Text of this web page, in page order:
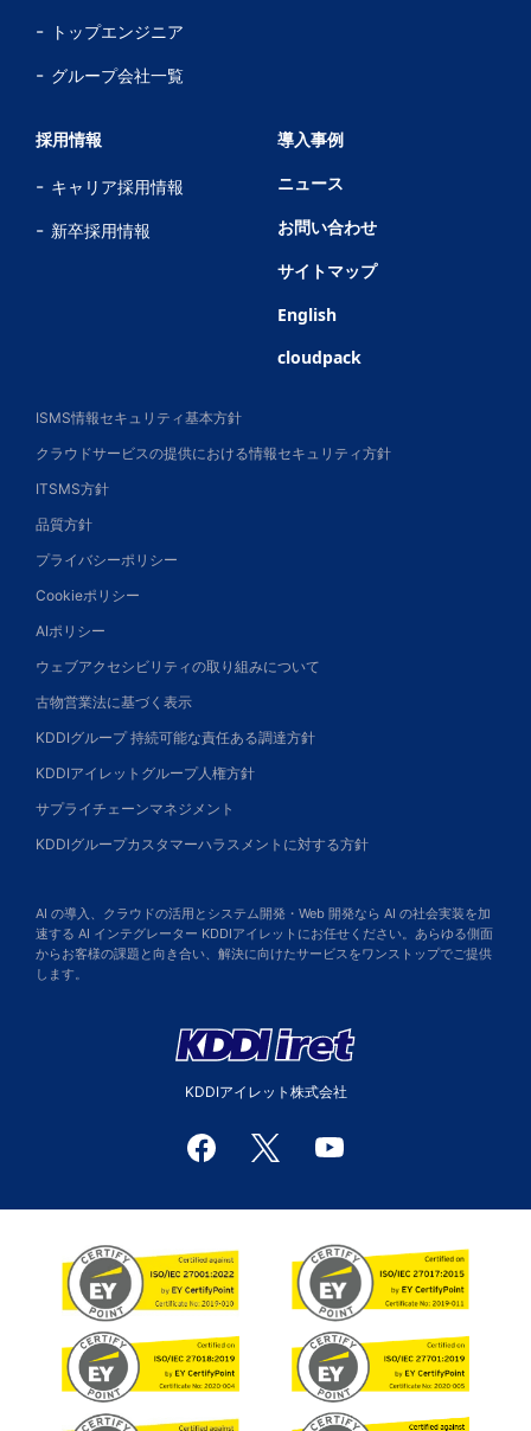
トップエンジニア
グループ会社一覧
採用情報
キャリア採用情報
新卒採用情報
導入事例
ニュース
お問い合わせ
サイトマップ
English
cloudpack
ISMS情報セキュリティ基本方針
クラウドサービスの提供における情報セキュリティ方針
ITSMS方針
品質方針
プライバシーポリシー
Cookieポリシー
AIポリシー
ウェブアクセシビリティの取り組みについて
古物営業法に基づく表示
KDDIグループ 持続可能な責任ある調達方針
KDDIアイレットグループ人権方針
サプライチェーンマネジメント
KDDIグループカスタマーハラスメントに対する方針
AI の導入、クラウドの活用とシステム開発・Web 開発なら AI の社会実装を加
速する AI インテグレーター KDDIアイレットにお任せください。あらゆる側面
からお客様の課題と向き合い、解決に向けたサービスをワンストップでご提供
します。
KDDIアイレット株式会社